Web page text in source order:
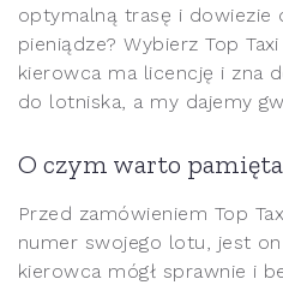
optymalną trasę i dowiezie
pieniądze? Wybierz Top
kierowca ma licencję i zna
do lotniska, a my dajemy
O czym warto
Przed zamówieniem Top
numer swojego lotu, jest
kierowca mógł sprawnie i